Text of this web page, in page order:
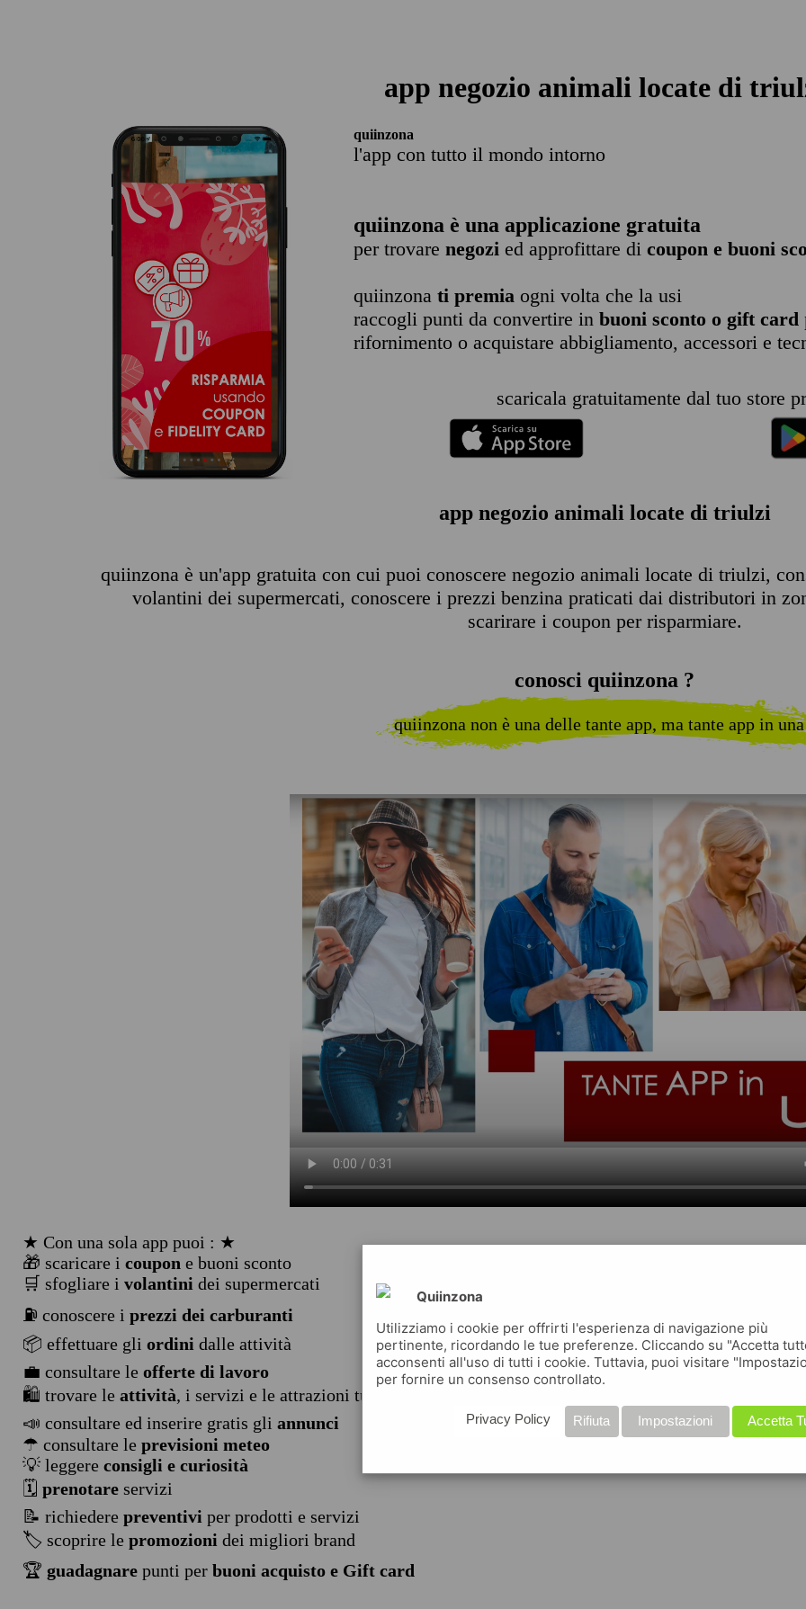
app negozio animali locate di
quiinzona
l'app con tutto il mondo intorno
quiinzona è una applicazione gratuita
per trovare negozi ed approfittare di coupon e buoni
quiinzona ti premia ogni volta che la usi
raccogli punti da convertire in buoni sconto o gift card
rifornimento o acquistare abbigliamento, accessori e
scaricala gratuitamente dal tuo store
app negozio animali locate di triulzi
quiinzona è un'app gratuita con cui puoi conoscere negozio animali locate di triulzi,
volantini dei supermercati, conoscere i prezzi benzina praticati dai distributori in
scarirare i coupon per risparmiare.
conosci quiinzona ?
quiinzona non è una delle tante app, ma tante app in
★ Con una sola app puoi : ★
🎁 scaricare i coupon e buoni sconto
🛒 sfogliare i volantini dei supermercati
⛽ conoscere i prezzi dei carburanti
📦 effettuare gli ordini dalle attività
💼 consultare le offerte di lavoro
🛍️ trovare le attività, i servizi e le attrazioni turistiche
📣 consultare ed inserire gratis gli annunci
☂ consultare le previsioni meteo
💡 leggere consigli e curiosità
🗓️ prenotareservizi
📝 richiedere preventivi per prodotti e servizi
🏷️ scoprire le promozioni dei migliori brand
🏆 guadagnarepunti per buoni acquisto e Gift card
Quiinzona
Utilizziamo i cookie per offrirti l'esperienza di navigazione più
pertinente, ricordando le tue preferenze. Cliccando su "Accetta
acconsenti all'uso di tutti i cookie. Tuttavia, puoi visitare
per fornire un consenso controllato.
Accetta
Impostazioni
Rifiuta
Privacy Policy